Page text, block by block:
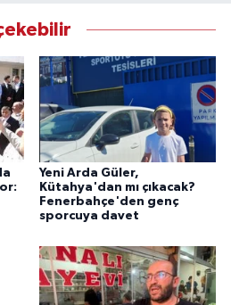
Yeni Arda Güler,
Kütahya'dan mı çıkacak?
Fenerbahçe'den genç
sporcuya davet